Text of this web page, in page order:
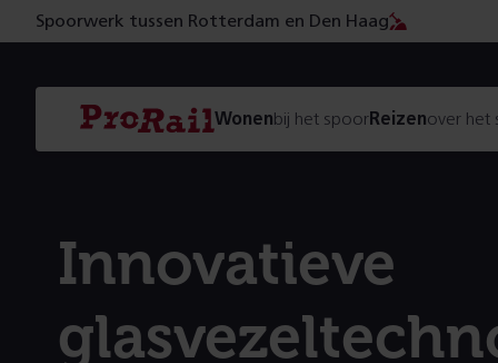
Spoorwerk tussen Rotterdam en Den Haag
Navigatie
Homepage
ProRail
Wonenbij het spoorReizenover het
Innovatieve